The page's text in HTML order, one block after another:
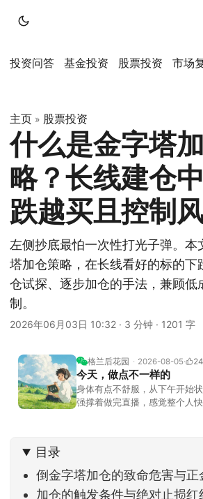
投资问答 基金投资 股票投资 市场
主页 » 股票投资
什么是金字塔
略？长线建仓
跌越买且控制
左侧抄底最怕一次性打光子弹。本
塔加仓策略，在长线看好的标的下
仓试探、逐步加仓的手法，兼顾低
制。
2026年06月03日 10:32 · 3 分钟 · 1201 字
格兰后花园 2026-08-05
今天，做点不一样的
身体有点不舒服，从下午开始
强撑着做完直播，感觉整个人
问的，可以给他点个赞。晚些
量挑选5个比较
目录
倒金字塔加仓的致命危害与正
加仓的触发条件与绝对止损红